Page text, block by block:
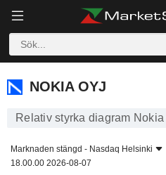
NOKIA OYJ
NOKIA OYJ
Relativ styrka diagram Nokia
Marknaden stängd - Nasdaq Helsinki
18.00.00 2026-08-07